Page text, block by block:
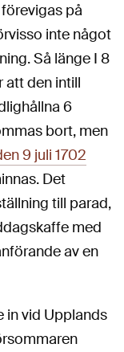
på
inte något
Så länge I 8
att den intill
6
bort, men
9 juli 1702
Det
till parad,
med
av en
in vid Upplands